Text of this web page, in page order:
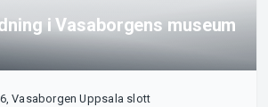
i Vasaborgens museum
Vasaborgen Uppsala slott